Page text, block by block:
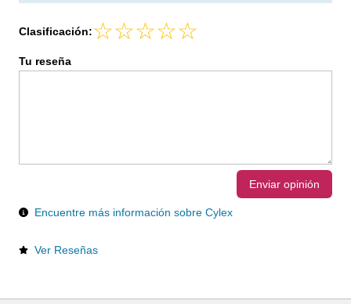
Clasificación:
Tu reseña
Enviar opinión
Encuentre más información sobre Cylex
Ver Reseñas